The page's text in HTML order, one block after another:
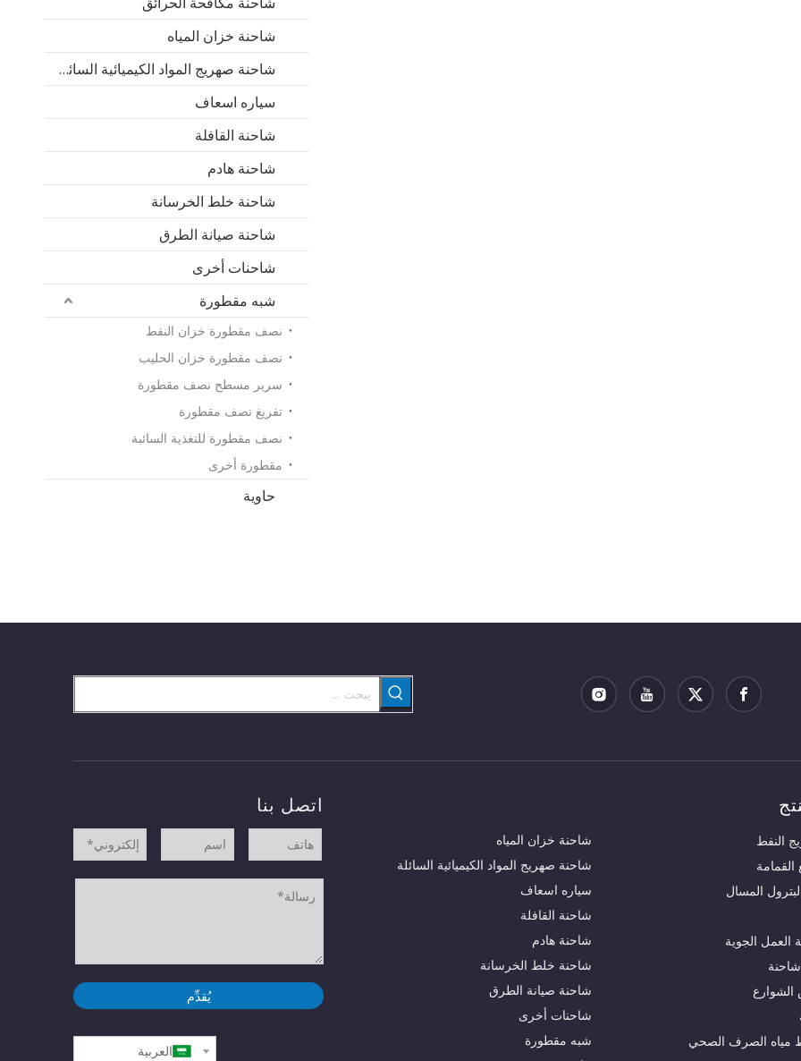
شاحنة خزان المياه
شاحنة صهريج المواد الكيميائية السائلة
سياره اسعاف
شاحنة القافلة
شاحنة هادم
شاحنة خلط الخرسانة
شاحنة صيانة الطرق
شاحنات أخرى
شبه مقطورة
نصف مقطورة خزان النفط
نصف مقطورة خزان الحليب
سرير مسطح نصف مقطورة
تفريغ نصف مقطورة
نصف مقطورة للتغذية السائبة
مقطورة أخرى
حاوية
النفط
المسال
الجوية
مياه الصرف الصحي
شاحنة خزان المياه
شاحنة صهريج المواد الكيميائية السائلة
سياره اسعاف
شاحنة القافلة
شاحنة هادم
شاحنة خلط الخرسانة
شاحنة صيانة الطرق
شاحنات أخرى
شبه مقطورة
اتصل بنا
يُقدِّم
العربية